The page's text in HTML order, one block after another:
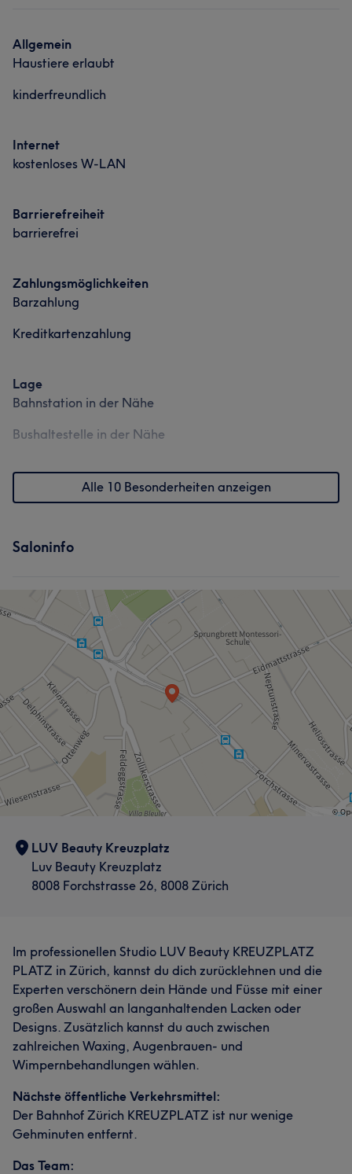
Portfolio
Was unsere Kunden über DIANA sagen
Professionell 9 Freundlich 8 Sympathisch 6
Effizient
Was unsere Kunden über HANNA sagen
Professionell 5
Allgemein
Haustiere erlaubt
kinderfreundlich
Internet
kostenloses W-LAN
Barrierefreiheit
barrierefrei
Zahlungsmöglichkeiten
Barzahlung
Kreditkartenzahlung
Lage
Bahnstation in der Nähe
Bushaltestelle in der Nähe
Alle 10 Besonderheiten anzeigen
Saloninfo
LUV Beauty Kreuzplatz
Luv Beauty Kreuzplatz
8008 Forchstrasse 26, 8008 Zürich
Im professionellen Studio LUV Beauty KREUZPLATZ
PLATZ in Zürich, kannst du dich zurücklehnen und die
Experten verschönern dein Hände und Füsse mit einer
großen Auswahl an langanhaltenden Lacken oder
Designs. Zusätzlich kannst du auch zwischen
zahlreichen Waxing, Augenbrauen- und
Wimpernbehandlungen wählen.
Nächste öffentliche Verkehrsmittel:
Der Bahnhof Zürich KREUZPLATZ ist nur wenige
Gehminuten entfernt.
Das Team: